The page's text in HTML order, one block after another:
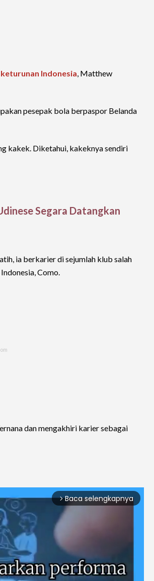
Indonesia, Matthew
pesepak bola berpaspor Belanda
kakek. Diketahui, kakeknya sendiri
Segara Datangkan
ia berkarier di sejumlah klub salah
Como.
dan mengakhiri karier sebagai
arrow_forward_ios Baca selengkapnya